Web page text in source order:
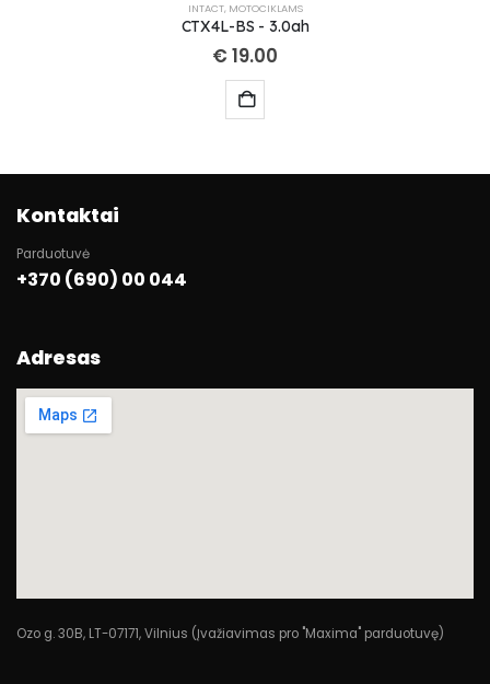
INTACT, MOTOCIKLAMS
CTX4L-BS - 3.0ah
€ 19.00
Kontaktai
Parduotuvė
+370 (690) 00 044
Adresas
Ozo g. 30B, LT-07171, Vilnius (Įvažiavimas pro "Maxima" parduotuvę)